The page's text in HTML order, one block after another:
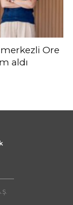
Ore
aldı